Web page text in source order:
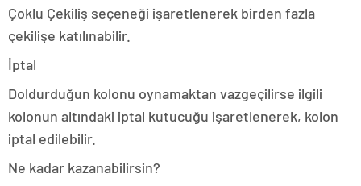
Çoklu Çekiliş seçeneği işaretlenerek birden fazla
çekilişe katılınabilir.
İptal
Doldurduğun kolonu oynamaktan vazgeçilirse ilgili
kolonun altındaki iptal kutucuğu işaretlenerek, kolon
iptal edilebilir.
Ne kadar kazanabilirsin?